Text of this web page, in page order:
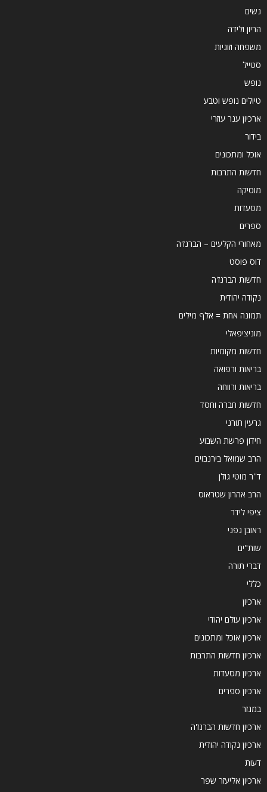
נשים
הריון ולידה
משפחה וזוגיות
סטייל
נופש
טיולים נופש וטבע
ארכיון ענר עוזרי
בידור
אוכל ומתכונים
חדשות התרבות
מוסיקה
מסעדות
ספרים
מאחורי הקלעים – הברנז'ה
דוס פוסט
חדשות הברנז'ה
נקודה יהודית
תמונה אחת = אלף מילים
מוניציפאלי
חדשות מקומיות
בריאות ורפואה
בריאות ורווחה
חדשות חברה וחסד
גרעין תורני
חידון פרשת השבוע
הרב שמואל בירנבוים
ד''ר מוטי גולן
הרב אהרון שטראוס
ציפי לידר
ראובן גפני
שות"ים
דברי תורה
כללי
ארכיון
ארכיון עולם יהודי
ארכיון אוכל ומתכונים
ארכיון חדשות התרבות
ארכיון מסעדות
ארכיון ספרים
במגזר
ארכיון חדשות הברנז'ה
ארכיון נקודה יהודית
דעות
ארכיון אליעזר שפר